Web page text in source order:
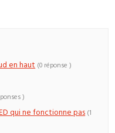
en haut (0 réponse )
)
qui ne fonctionne pas (1